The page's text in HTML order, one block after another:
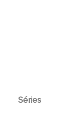
Séries